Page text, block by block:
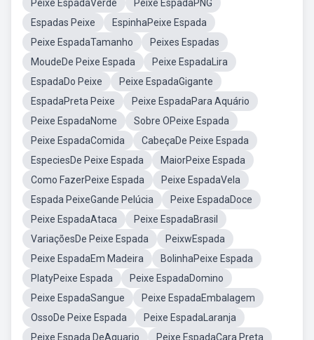
Peixe EspadaVerde
Peixe EspadaPNG
Espadas Peixe
EspinhaPeixe Espada
Peixe EspadaTamanho
Peixes Espadas
MoudeDe Peixe Espada
Peixe EspadaLira
EspadaDo Peixe
Peixe EspadaGigante
EspadaPreta Peixe
Peixe EspadaPara Aquário
Peixe EspadaNome
Sobre OPeixe Espada
Peixe EspadaComida
CabeçaDe Peixe Espada
EspeciesDe Peixe Espada
MaiorPeixe Espada
Como FazerPeixe Espada
Peixe EspadaVela
Espada PeixeGande Pelúcia
Peixe EspadaDoce
Peixe EspadaAtaca
Peixe EspadaBrasil
VariaçõesDe Peixe Espada
PeixwEspada
Peixe EspadaEm Madeira
BolinhaPeixe Espada
PlatyPeixe Espada
Peixe EspadaDomino
Peixe EspadaSangue
Peixe EspadaEmbalagem
OssoDe Peixe Espada
Peixe EspadaLaranja
Peixe Espada DeAquario
Peixe EspadaCara Preta